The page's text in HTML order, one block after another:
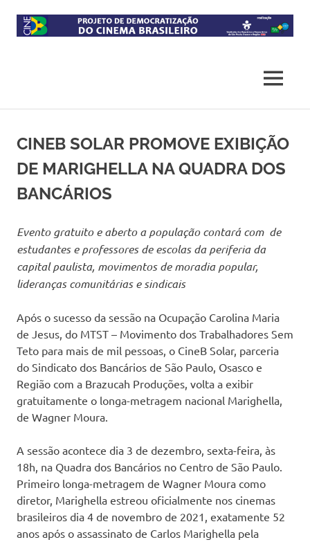
content
brasileiro
MENU
CINEB SOLAR PROMOVE EXIBIÇÃO
DE MARIGHELLA NA QUADRA DOS
BANCÁRIOS
Evento gratuito e aberto a população contará com de
estudantes e professores de escolas da periferia da
capital paulista, movimentos de moradia popular,
lideranças comunitárias e sindicais
Após o sucesso da sessão na Ocupação Carolina Maria
de Jesus, do MTST – Movimento dos Trabalhadores Sem
Teto para mais de mil pessoas, o CineB Solar, parceria
do Sindicato dos Bancários de São Paulo, Osasco e
Região com a Brazucah Produções, volta a exibir
gratuitamente o longa-metragem nacional Marighella,
de Wagner Moura.
A sessão acontece dia 3 de dezembro, sexta-feira, às
18h, na Quadra dos Bancários no Centro de São Paulo.
Primeiro longa-metragem de Wagner Moura como
diretor, Marighella estreou oficialmente nos cinemas
brasileiros dia 4 de novembro de 2021, exatamente 52
anos após o assassinato de Carlos Marighella pela